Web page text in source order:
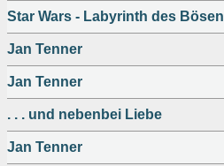
Star Wars - Labyrinth des Bösen
Jan Tenner
Jan Tenner
. . . und nebenbei Liebe
Jan Tenner